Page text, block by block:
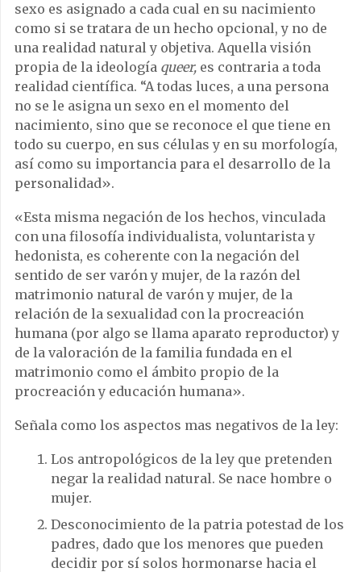
sexo es asignado a cada cual en su nacimiento
como si se tratara de un hecho opcional, y no de
una realidad natural y objetiva. Aquella visión
propia de la ideología queer, es contraria a toda
realidad científica. “A todas luces, a una persona
no se le asigna un sexo en el momento del
nacimiento, sino que se reconoce el que tiene en
todo su cuerpo, en sus células y en su morfología,
así como su importancia para el desarrollo de la
personalidad».
«Esta misma negación de los hechos, vinculada
con una filosofía individualista, voluntarista y
hedonista, es coherente con la negación del
sentido de ser varón y mujer, de la razón del
matrimonio natural de varón y mujer, de la
relación de la sexualidad con la procreación
humana (por algo se llama aparato reproductor) y
de la valoración de la familia fundada en el
matrimonio como el ámbito propio de la
procreación y educación humana».
Señala como los aspectos mas negativos de la ley:
Los antropológicos de la ley que pretenden
negar la realidad natural. Se nace hombre o
mujer.
Desconocimiento de la patria potestad de los
padres, dado que los menores que pueden
decidir por sí solos hormonarse hacia el